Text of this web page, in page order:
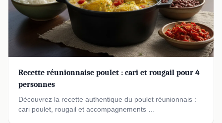
Recette réunionnaise poulet : cari et rougail pour 4
personnes
Découvrez la recette authentique du poulet réunionnais :
cari poulet, rougail et accompagnements …